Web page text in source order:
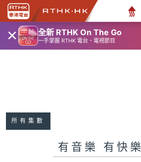
× 全新 RTHK On The Go
一手掌握 RTHK 電台、電視節目
所有集數
有音樂 有快樂